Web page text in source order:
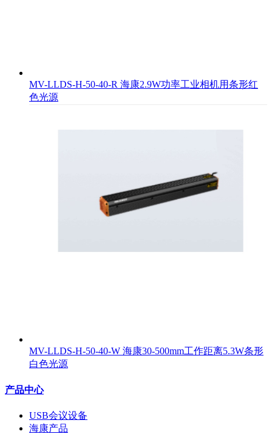
MV-LLDS-H-50-40-R 海康2.9W功率工业相机用条形红
色光源
MV-LLDS-H-50-40-W 海康30-500mm工作距离5.3W条形
白色光源
产品中心
USB会议设备
海康产品